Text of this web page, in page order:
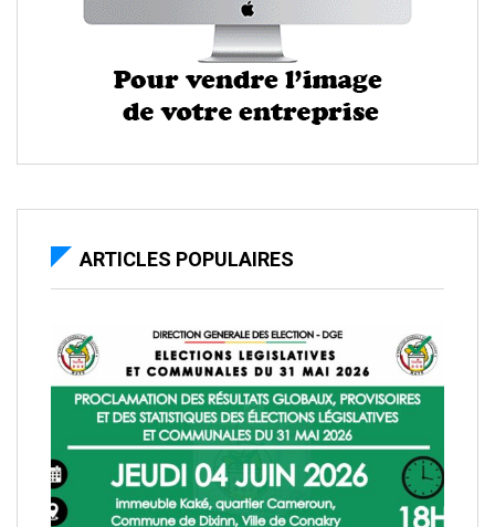
ARTICLES POPULAIRES